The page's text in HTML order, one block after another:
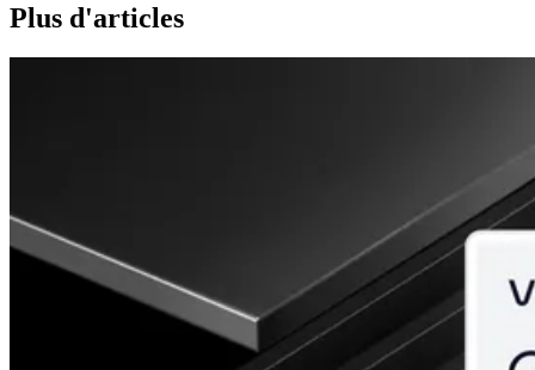
Plus d'articles